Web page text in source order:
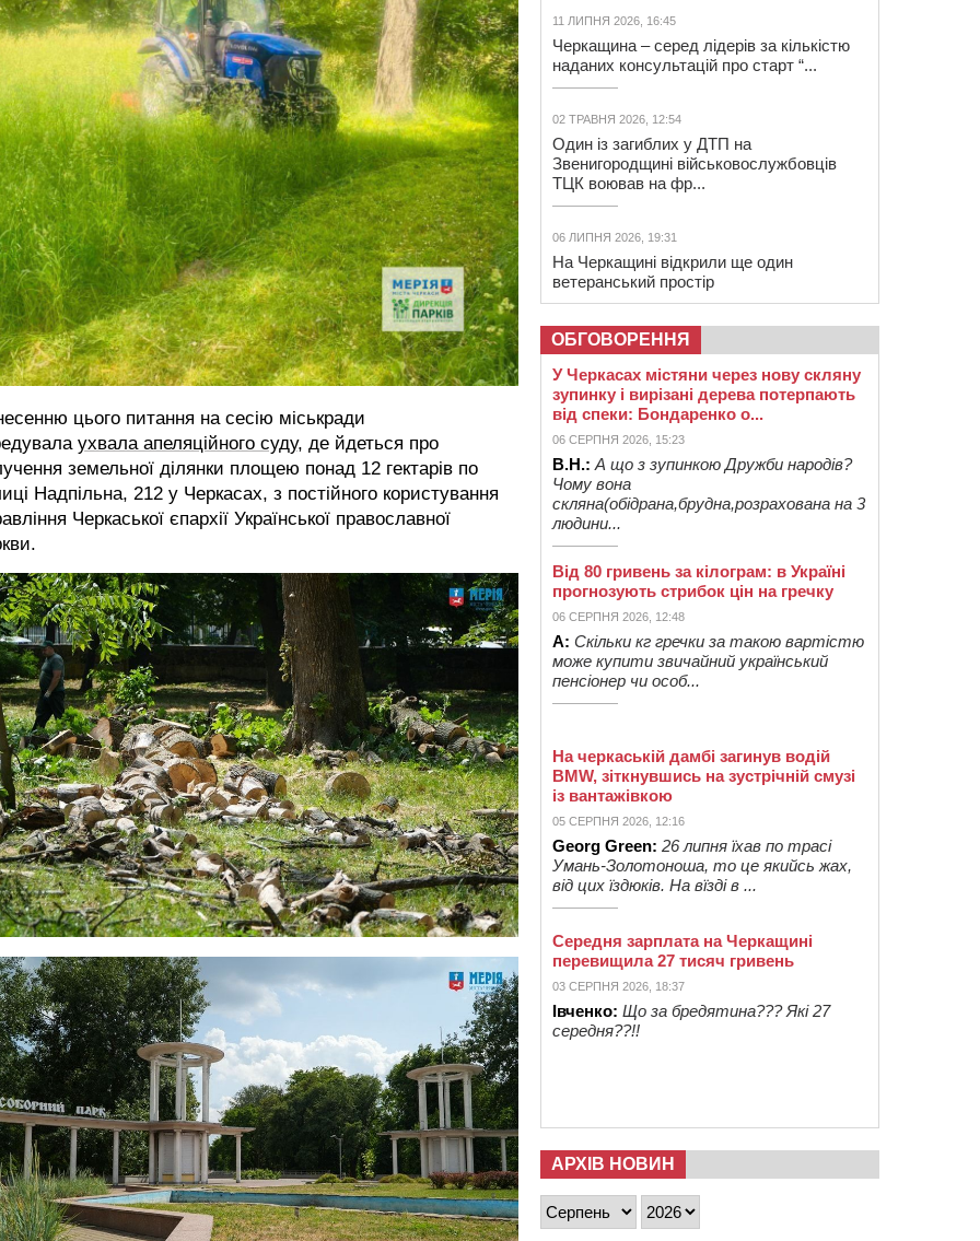
цього питання на сесію міськради
ухвала апеляційного суду, де йдеться про
земельної ділянки площею понад 12 гектарів по
Надпільна, 212 у Черкасах, з постійного користування
Черкаської єпархії Української православної
11 ЛИПНЯ 2026, 16:45
Черкащина – серед лідерів за кількістю
наданих консультацій про старт “...
02 ТРАВНЯ 2026, 12:54
Один із загиблих у ДТП на
Звенигородщині військовослужбовців
ТЦК воював на фр...
06 ЛИПНЯ 2026, 19:31
На Черкащині відкрили ще один
ветеранський простір
ОБГОВОРЕННЯ
У Черкасах містяни через нову скляну
зупинку і вирізані дерева потерпають
від спеки: Бондаренко о...
06 СЕРПНЯ 2026, 15:23
В.Н.: А що з зупинкою Дружби народів?
Чому вона
скляна(обідрана,брудна,розрахована на 3
людини...
Від 80 гривень за кілограм: в Україні
прогнозують стрибок цін на гречку
06 СЕРПНЯ 2026, 12:48
А: Скільки кг гречки за такою вартістю
може купити звичайний український
пенсіонер чи особ...
На черкаській дамбі загинув водій
BMW, зіткнувшись на зустрічній смузі
із вантажівкою
05 СЕРПНЯ 2026, 12:16
Georg Green: 26 липня їхав по трасі
Умань-Золотоноша, то це якийсь жах,
від цих їздюків. На вїзді в ...
Середня зарплата на Черкащині
перевищила 27 тисяч гривень
03 СЕРПНЯ 2026, 18:37
Івченко: Що за бредятина??? Які 27
середня??!!
АРХІВ НОВИН